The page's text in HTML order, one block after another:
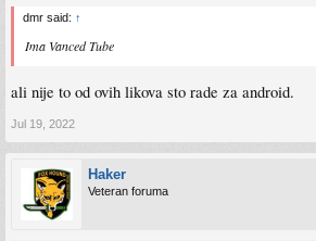
dmr said: ↑
Ima Vanced Tube
ali nije to od ovih likova sto rade za android.
Jul 19, 2022
Haker
Veteran foruma